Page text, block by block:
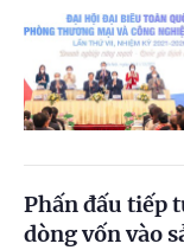
Phấn đấu tiếp
dòng vốn vào